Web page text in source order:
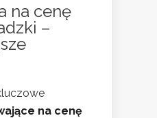
na cenę
–
na cenę